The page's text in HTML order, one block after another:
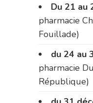
Du 21 au
pharmacie
Fouillade)
du 24 au
pharmacie
République)